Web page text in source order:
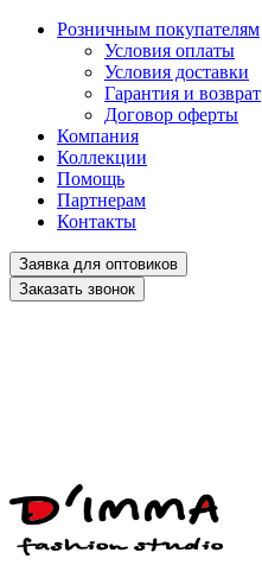
Розничным покупателям
Условия оплаты
Условия доставки
Гарантия и возврат
Договор оферты
Компания
Коллекции
Помощь
Партнерам
Контакты
Заявка для оптовиков
Заказать звонок